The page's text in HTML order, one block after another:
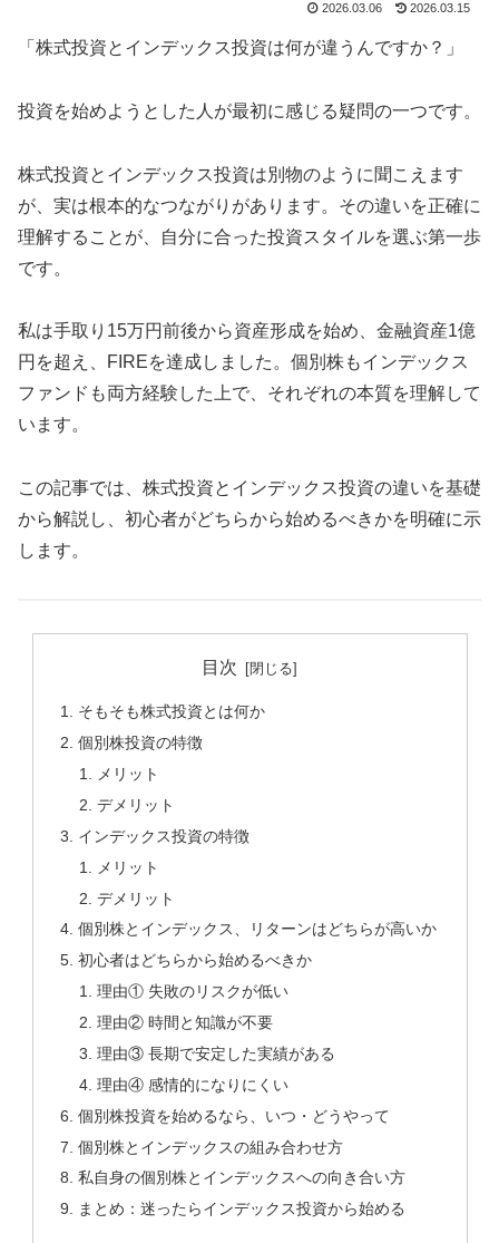
2026.03.06 2026.03.15
「株式投資とインデックス投資は何が違うんですか？」
投資を始めようとした人が最初に感じる疑問の一つです。
株式投資とインデックス投資は別物のように聞こえます
が、実は根本的なつながりがあります。その違いを正確に
理解することが、自分に合った投資スタイルを選ぶ第一歩
です。
私は手取り15万円前後から資産形成を始め、金融資産1億
円を超え、FIREを達成しました。個別株もインデックス
ファンドも両方経験した上で、それぞれの本質を理解して
います。
この記事では、株式投資とインデックス投資の違いを基礎
から解説し、初心者がどちらから始めるべきかを明確に示
します。
目次
そもそも株式投資とは何か
個別株投資の特徴
メリット
デメリット
インデックス投資の特徴
メリット
デメリット
個別株とインデックス、リターンはどちらが高いか
初心者はどちらから始めるべきか
理由① 失敗のリスクが低い
理由② 時間と知識が不要
理由③ 長期で安定した実績がある
理由④ 感情的になりにくい
個別株投資を始めるなら、いつ・どうやって
個別株とインデックスの組み合わせ方
私自身の個別株とインデックスへの向き合い方
まとめ：迷ったらインデックス投資から始める